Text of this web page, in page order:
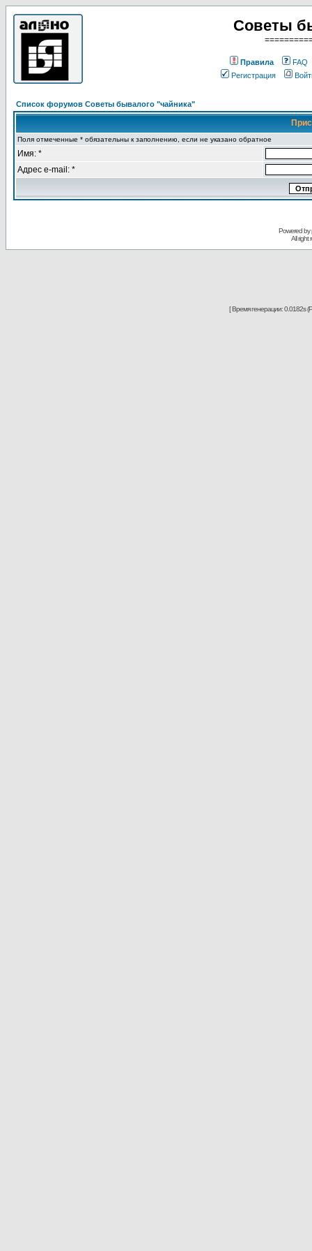
Советы
Правила
FAQ
Регистрация
Список форумов Советы бывалого "чайника"
Поля отмеченные * обязательны к заполнению, если не указано обратное
Имя: *
Адрес e-mail: *
Powered
All right
[ Время генерации: 0.0182s